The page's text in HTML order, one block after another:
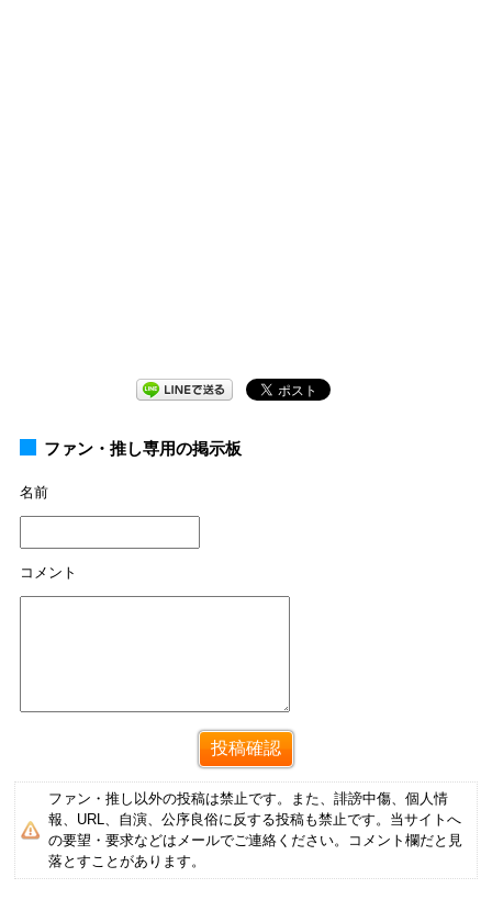
ファン・推し専用の掲示板
名前
コメント
ファン・推し以外の投稿は禁止です。また、誹謗中傷、個人情
報、URL、自演、公序良俗に反する投稿も禁止です。当サイトへ
の要望・要求などはメールでご連絡ください。コメント欄だと見
落とすことがあります。